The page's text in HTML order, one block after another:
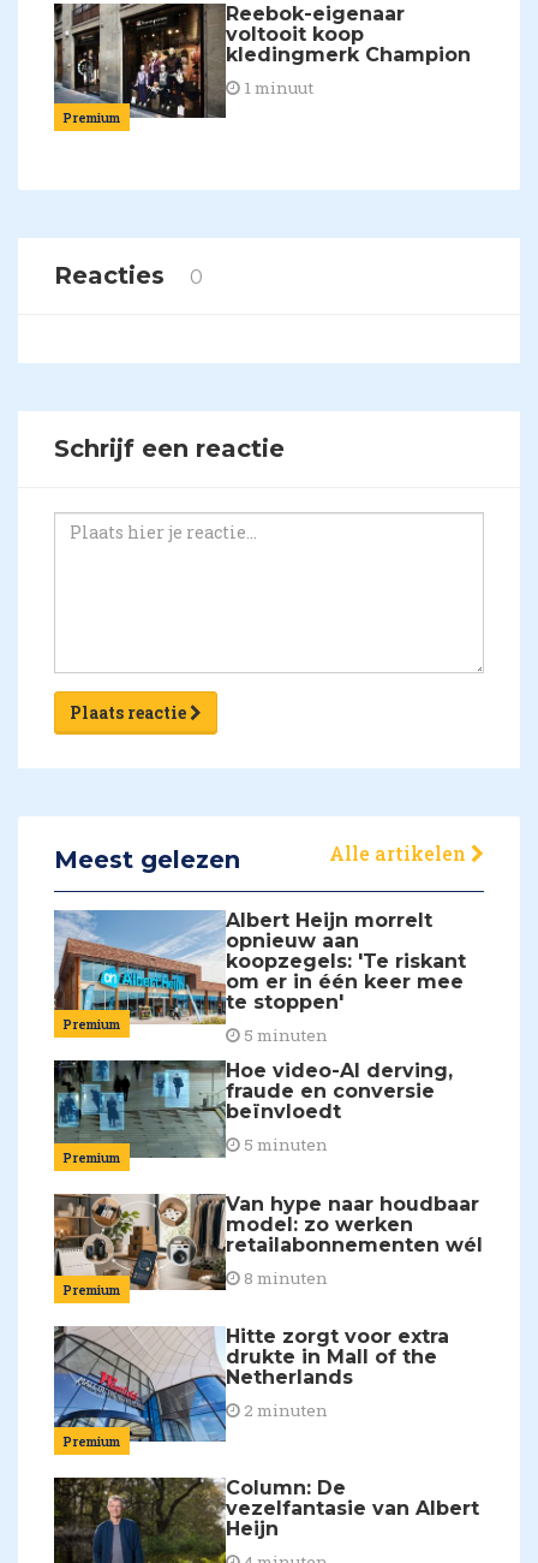
Premium
Reebok-eigenaar
voltooit koop
kledingmerk Champion
1 minuut
Reacties 0
Schrijf een reactie
Plaats reactie
Meest gelezen Alle artikelen
Premium
Albert Heijn morrelt
opnieuw aan
koopzegels: 'Te riskant
om er in één keer mee
te stoppen'
5 minuten
Premium
Hoe video-AI derving,
fraude en conversie
beïnvloedt
5 minuten
Premium
Van hype naar houdbaar
model: zo werken
retailabonnementen wél
8 minuten
Premium
Hitte zorgt voor extra
drukte in Mall of the
Netherlands
2 minuten
Column: De
vezelfantasie van Albert
Heijn